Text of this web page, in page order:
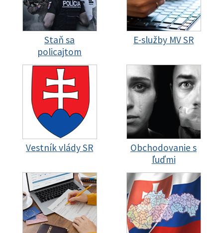
Staň sa
policajtom
E-služby MV SR
Vestník vlády SR
Obchodovanie s
ľuďmi